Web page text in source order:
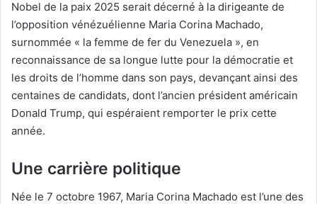
Nobel de la paix 2025 serait décerné à la dirigeante de
l’opposition vénézuélienne Maria Corina Machado,
surnommée « la femme de fer du Venezuela », en
reconnaissance de sa longue lutte pour la démocratie et
les droits de l’homme dans son pays, devançant ainsi des
centaines de candidats, dont l’ancien président américain
Donald Trump, qui espéraient remporter le prix cette
année.
Une carrière politique
Née le 7 octobre 1967, Maria Corina Machado est l’une des